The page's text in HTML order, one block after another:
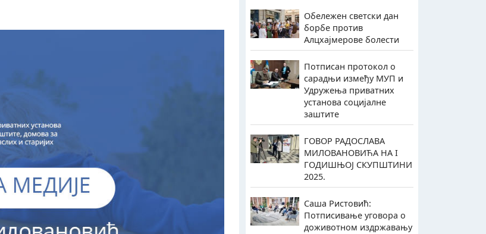
Обележен светски дан
борбе против
Алцхајмерове болести
Потписан протокол о
сарадњи између МУП и
Удружења приватних
установа социјалне
заштите
ГОВОР РАДОСЛАВА
МИЛОВАНОВИЋА НА I
ГОДИШЊОЈ СКУПШТИНИ
2025.
Саша Ристовић:
Потписивање уговора о
доживотном издржавању